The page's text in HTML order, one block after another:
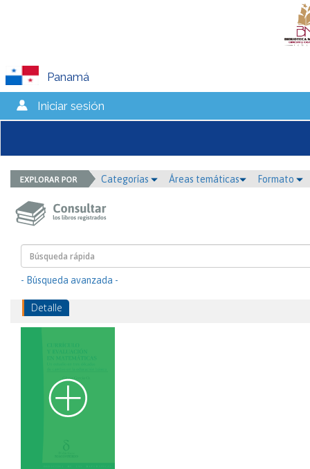
Panamá
Iniciar sesión
Categorías Áreas temáticas Formato
- Búsqueda avanzada -
Detalle